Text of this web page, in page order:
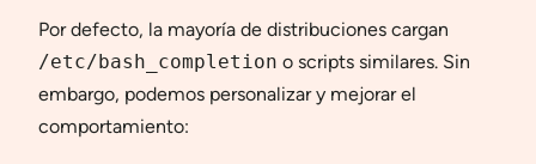
Por defecto, la mayoría de distribuciones cargan
/etc/bash_completion o scripts similares. Sin
embargo, podemos personalizar y mejorar el
comportamiento: